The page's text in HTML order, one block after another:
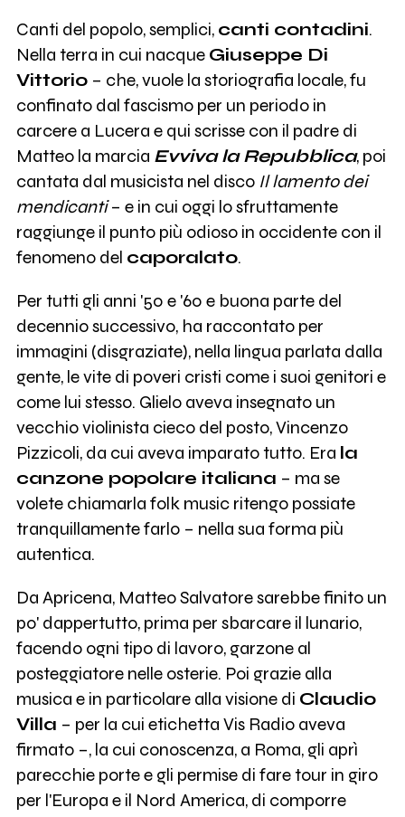
Canti del popolo, semplici, canti contadini.
Nella terra in cui nacque Giuseppe Di
Vittorio– che, vuole la storiografia locale, fu
confinato dal fascismo per un periodo in
carcere a Lucera e qui scrisse con il padre di
Matteo la marcia Evviva la Repubblica, poi
cantata dal musicista nel disco Il lamento dei
mendicanti– e in cui oggi lo sfruttamente
raggiunge il punto più odioso in occidente con il
fenomeno del caporalato.
Per tutti gli anni '50 e '60 e buona parte del
decennio successivo, ha raccontato per
immagini (disgraziate), nella lingua parlata dalla
gente, le vite di poveri cristi come i suoi genitori e
come lui stesso. Glielo aveva insegnato un
vecchio violinista cieco del posto, Vincenzo
Pizzicoli, da cui aveva imparato tutto. Era la
canzone popolare italiana – ma se
volete chiamarla folk music ritengo possiate
tranquillamente farlo – nella sua forma più
autentica.
Da Apricena, Matteo Salvatore sarebbe finito un
po' dappertutto, prima per sbarcare il lunario,
facendo ogni tipo di lavoro, garzone al
posteggiatore nelle osterie. Poi grazie alla
musica e in particolare alla visione di Claudio
Villa – per la cui etichetta Vis Radio aveva
firmato –, la cui conoscenza, a Roma, gli aprì
parecchie porte e gli permise di fare tour in giro
per l'Europa e il Nord America, di comporre